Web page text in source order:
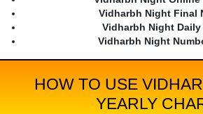
Vidharbh Night Final
Vidharbh Night Daily
Vidharbh Night
HOW TO USE
YEARLY